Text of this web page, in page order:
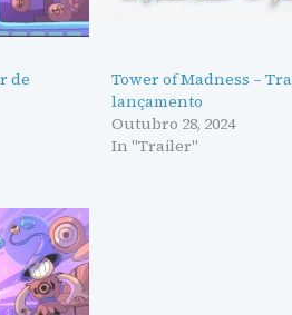
de
Tower of Madness –
lançamento
Outubro 28, 2024
In "Trailer"